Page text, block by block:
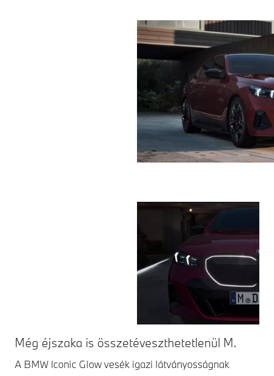
Még éjszaka is összetéveszthetetlenül M.
A BMW Iconic Glow vesék igazi látványosságnak